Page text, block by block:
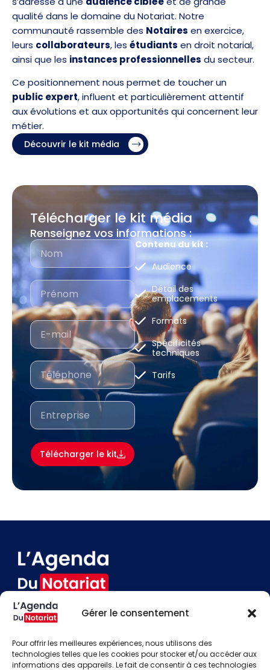
Gérer le consentement
Pour offrir les meilleures expériences, nous utilisons des
technologies telles que les cookies pour stocker et/ou accéder aux
informations des appareils. Le fait de consentir à ces technologies
qualité dans le domaine du Notariat. Notre
communauté rassemble des Notaires en exercice,
leurs collaborateurs, les étudiants en droit notarial,
ainsi que les instances professionnelles du secteur.
Ce positionnement nous permet de toucher un
public expert, influent et particulièrement attentif
aux évolutions et aux opportunités qui concernent leur
métier.
Découvrir le kit média
Télécharger le kit média
Renseignez vos informations :
Télécharger le kit
Contenu du kit :
Audience
Détail des
emplacements
Formats
Spécificités
techniques
Tarifs
Contact
Besoin d'aide